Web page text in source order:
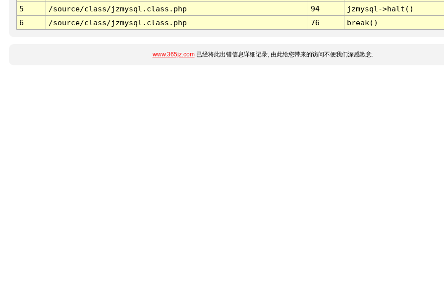
5
/source/class/jzmysql.class.php 94
jzmysql->halt()
6
/source/class/jzmysql.class.php 76 break()
www.365jz.com已经将此出错信息详细记录, 由此给您带来的访问不便我们深感歉意.